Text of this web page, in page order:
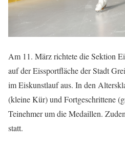
Am 11. März richtete die Sektion
auf der Eissportfläche der Stadt
im Eiskunstlauf aus. In den
(kleine Kür) und Fortgeschrittene
Teinehmer um die Medaillen.
statt.